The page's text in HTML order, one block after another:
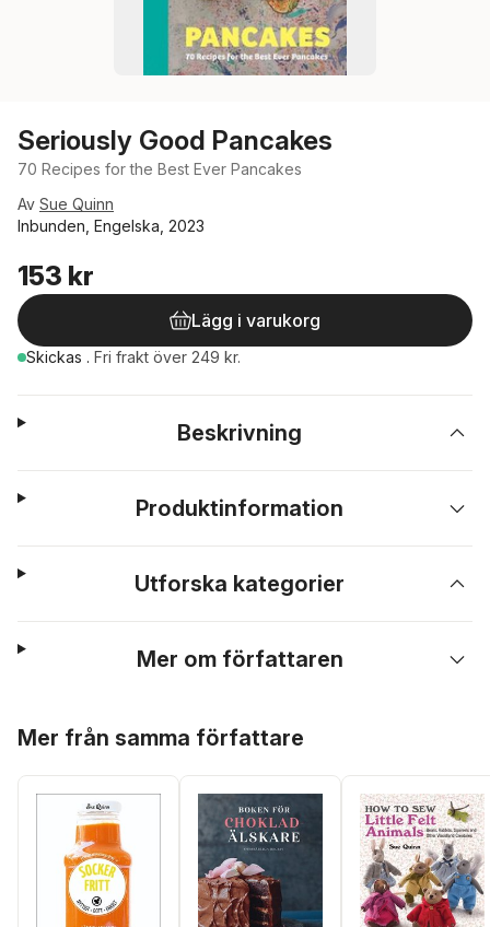
Seriously Good Pancakes
70 Recipes for the Best Ever Pancakes
Av Sue Quinn
Inbunden, Engelska, 2023
153 kr
Lägg i varukorg
Skickas . Fri frakt över 249 kr.
Beskrivning
Produktinformation
Utforska kategorier
Mer om författaren
Mer från samma författare